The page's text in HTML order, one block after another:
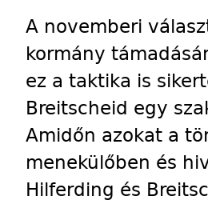
A novemberi
kormány
ez a taktika is
Breitscheid egy
Amidőn azokat a
menekülőben és
Hilferding és